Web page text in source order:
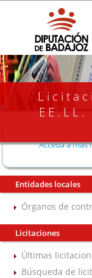
Acceda a
Entidades locales
Órganos de
Licitaciones
Últimas
Búsqueda de